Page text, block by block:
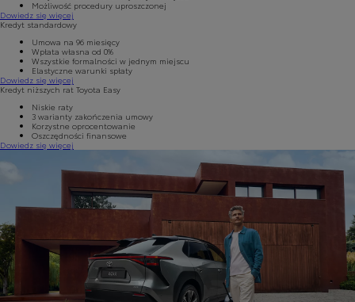
Możliwość procedury uproszczonej
Dowiedz się więcej
Kredyt standardowy
Umowa na 96 miesięcy
Wpłata własna od 0%
Wszystkie formalności w jednym miejscu
Elastyczne warunki spłaty
Dowiedz się więcej
Kredyt niższych rat Toyota Easy
Niskie raty
3 warianty zakończenia umowy
Korzystne oprocentowanie
Oszczędności finansowe
Dowiedz się więcej